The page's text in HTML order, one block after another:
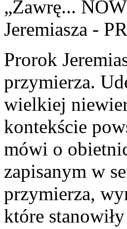
„Zawrę...
Jeremiasza -
Prorok
przymierza.
wielkiej
kontekście
mówi o
zapisanym w
przymierza,
które